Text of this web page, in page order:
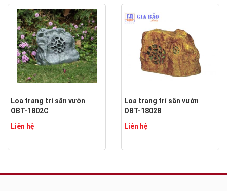
Loa trang trí sân vườn
OBT-1802C
Liên hệ
Loa trang trí sân vườn
OBT-1802B
Liên hệ